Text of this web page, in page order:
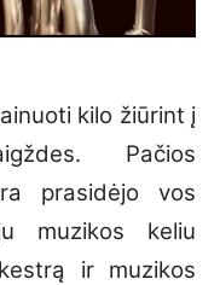
kilo žiūrint į
Pačios
prasidėjo vos
muzikos keliu
ir muzikos